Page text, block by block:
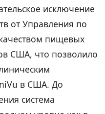
исключение
от Управления по
пищевых
США, что позволило
в США. До
система